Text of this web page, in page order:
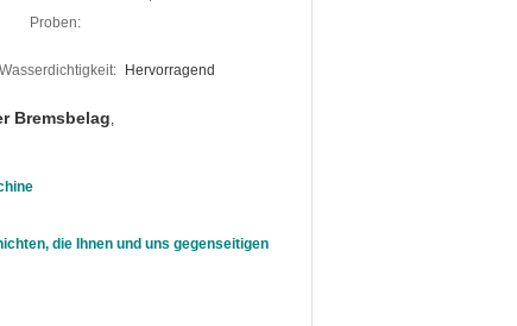
Proben:
Wasserdichtigkeit: Hervorragend
Bremsbelag,
die Ihnen und uns gegenseitigen